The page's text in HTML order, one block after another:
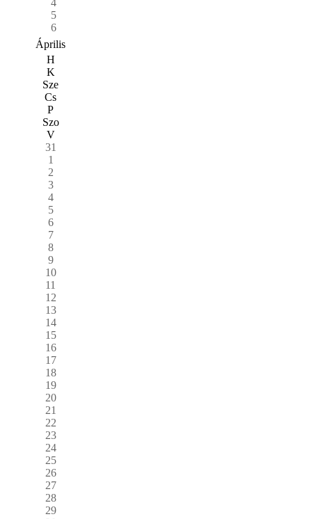
5
6
Április
H
K
Sze
Cs
P
Szo
V
31
1
2
3
4
5
6
7
8
9
10
11
12
13
14
15
16
17
18
19
20
21
22
23
24
25
26
27
28
29